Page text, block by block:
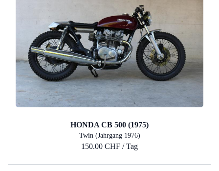
HONDA CB 500 (1975)
Twin (Jahrgang 1976)
150.00 CHF / Tag